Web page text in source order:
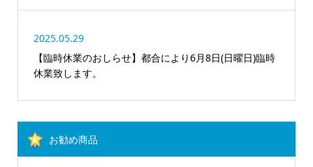
2025.05.29
【臨時休業のおしらせ】都合により6月8日(日曜日)臨時
休業致します。
お勧め商品